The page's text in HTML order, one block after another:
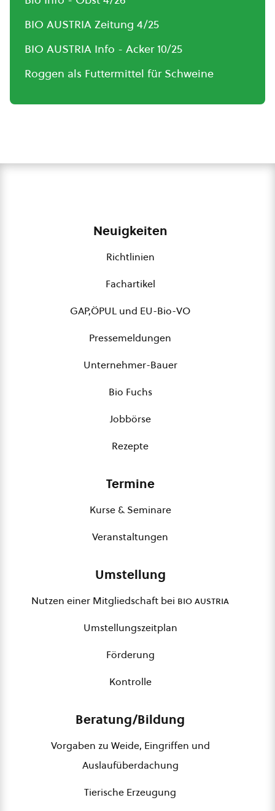
BIO AUSTRIA Zeitung 4/25
BIO AUSTRIA Info - Acker 10/25
Roggen als Futtermittel für Schweine
Neuigkeiten
Richtlinien
Fachartikel
GAP,ÖPUL und EU-Bio-VO
Pressemeldungen
Unternehmer-Bauer
Bio Fuchs
Jobbörse
Rezepte
Termine
Kurse & Seminare
Veranstaltungen
Umstellung
Nutzen einer Mitgliedschaft bei bio austria
Umstellungszeitplan
Förderung
Kontrolle
Beratung/Bildung
Vorgaben zu Weide, Eingriffen und
Auslaufüberdachung
Tierische Erzeugung